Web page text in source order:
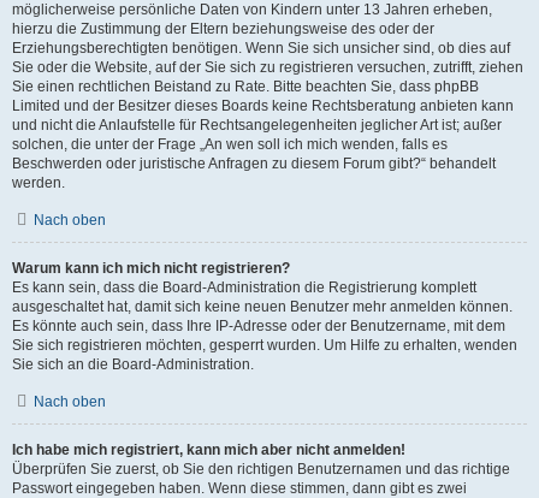
möglicherweise persönliche Daten von Kindern unter 13 Jahren erheben,
hierzu die Zustimmung der Eltern beziehungsweise des oder der
Erziehungsberechtigten benötigen. Wenn Sie sich unsicher sind, ob dies auf
Sie oder die Website, auf der Sie sich zu registrieren versuchen, zutrifft, ziehen
Sie einen rechtlichen Beistand zu Rate. Bitte beachten Sie, dass phpBB
Limited und der Besitzer dieses Boards keine Rechtsberatung anbieten kann
und nicht die Anlaufstelle für Rechtsangelegenheiten jeglicher Art ist; außer
solchen, die unter der Frage „An wen soll ich mich wenden, falls es
Beschwerden oder juristische Anfragen zu diesem Forum gibt?“ behandelt
werden.
Nach oben
Warum kann ich mich nicht registrieren?
Es kann sein, dass die Board-Administration die Registrierung komplett
ausgeschaltet hat, damit sich keine neuen Benutzer mehr anmelden können.
Es könnte auch sein, dass Ihre IP-Adresse oder der Benutzername, mit dem
Sie sich registrieren möchten, gesperrt wurden. Um Hilfe zu erhalten, wenden
Sie sich an die Board-Administration.
Nach oben
Ich habe mich registriert, kann mich aber nicht anmelden!
Überprüfen Sie zuerst, ob Sie den richtigen Benutzernamen und das richtige
Passwort eingegeben haben. Wenn diese stimmen, dann gibt es zwei